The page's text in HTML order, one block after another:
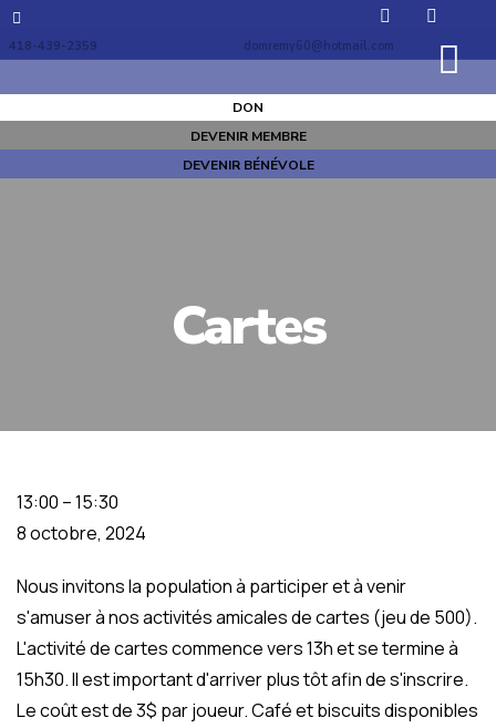
418-439-2359 domremy60@hotmail.com
DON
DEVENIR MEMBRE
DEVENIR BÉNÉVOLE
Cartes
13:00 –15:30
8 octobre, 2024
Nous invitons la population à participer et à venir
s'amuser à nos activités amicales de cartes (jeu de 500).
L'activité de cartes commence vers 13h et se termine à
15h30. Il est important d'arriver plus tôt afin de s'inscrire.
Le coût est de 3$ par joueur. Café et biscuits disponibles